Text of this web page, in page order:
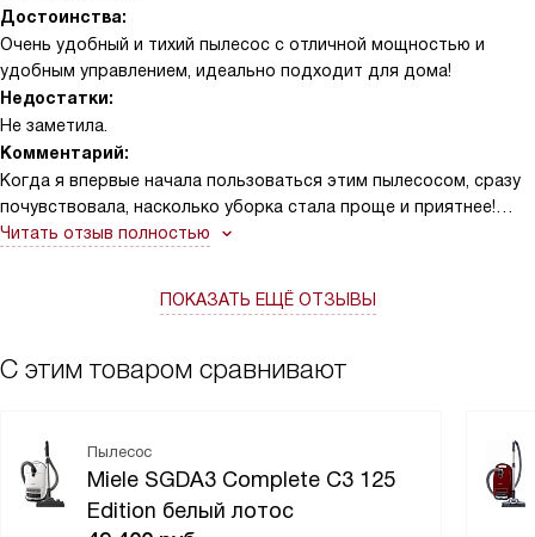
Достоинства:
Очень удобный и тихий пылесос с отличной мощностью и
удобным управлением, идеально подходит для дома!
Недостатки:
Не заметила.
Комментарий:
Когда я впервые начала пользоваться этим пылесосом, сразу
почувствовала, насколько уборка стала проще и приятнее!
Легкий старт и электронная регулировка мощности позволяют
показывает выбранную мощность – это очень удобно, когда
радиус действия в 12 метров дают свободу перемещаться по
опоясывающий бампер – теперь не боюсь случайно задеть
мебель, а пол остается целым и чистым! Система парковки
помогает делать перерывы в уборке, не откладывая пылесос в
неудобное место. Автоматическое позиционирование мешка и
Читать отзыв полностью
ПОКАЗАТЬ ЕЩЁ ОТЗЫВЫ
С этим товаром сравнивают
Пылесос
Miele SGDA3 Complete C3 125
Edition белый лотос